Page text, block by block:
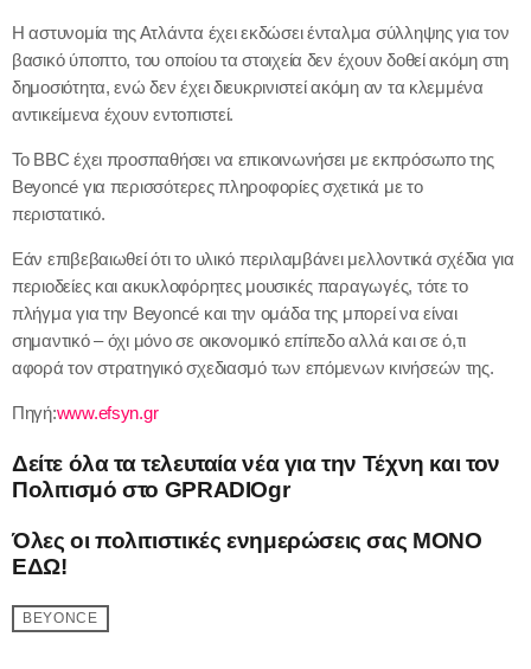
Η αστυνομία της Ατλάντα έχει εκδώσει ένταλμα σύλληψης για τον
βασικό ύποπτο, του οποίου τα στοιχεία δεν έχουν δοθεί ακόμη στη
δημοσιότητα, ενώ δεν έχει διευκρινιστεί ακόμη αν τα κλεμμένα
αντικείμενα έχουν εντοπιστεί.
Το BBC έχει προσπαθήσει να επικοινωνήσει με εκπρόσωπο της
Beyoncé για περισσότερες πληροφορίες σχετικά με το
περιστατικό.
Εάν επιβεβαιωθεί ότι το υλικό περιλαμβάνει μελλοντικά σχέδια για
περιοδείες και ακυκλοφόρητες μουσικές παραγωγές, τότε το
πλήγμα για την Beyoncé και την ομάδα της μπορεί να είναι
σημαντικό – όχι μόνο σε οικονομικό επίπεδο αλλά και σε ό,τι
αφορά τον στρατηγικό σχεδιασμό των επόμενων κινήσεών της.
Πηγή:www.efsyn.gr
Δείτε όλα τα τελευταία νέα για την Τέχνη και τον
Πολιτισμό στο GPRADIOgr
Όλες οι πολιτιστικές ενημερώσεις σας ΜΟΝΟ
ΕΔΩ!
BEYONCE